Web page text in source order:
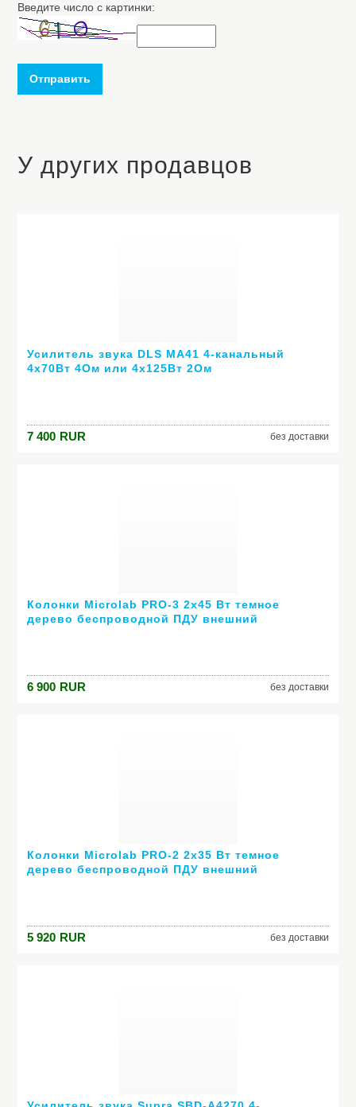
Введите число с картинки:
Отправить
У других продавцов
Усилитель звука DLS MA41 4-канальный
4х70Вт 4Ом или 4х125Вт 2Ом
7 400 RUR без доставки
Колонки Microlab PRO-3 2х45 Вт темное
дерево беспроводной ПДУ внешний
6 900 RUR без доставки
Колонки Microlab PRO-2 2х35 Вт темное
дерево беспроводной ПДУ внешний
5 920 RUR без доставки